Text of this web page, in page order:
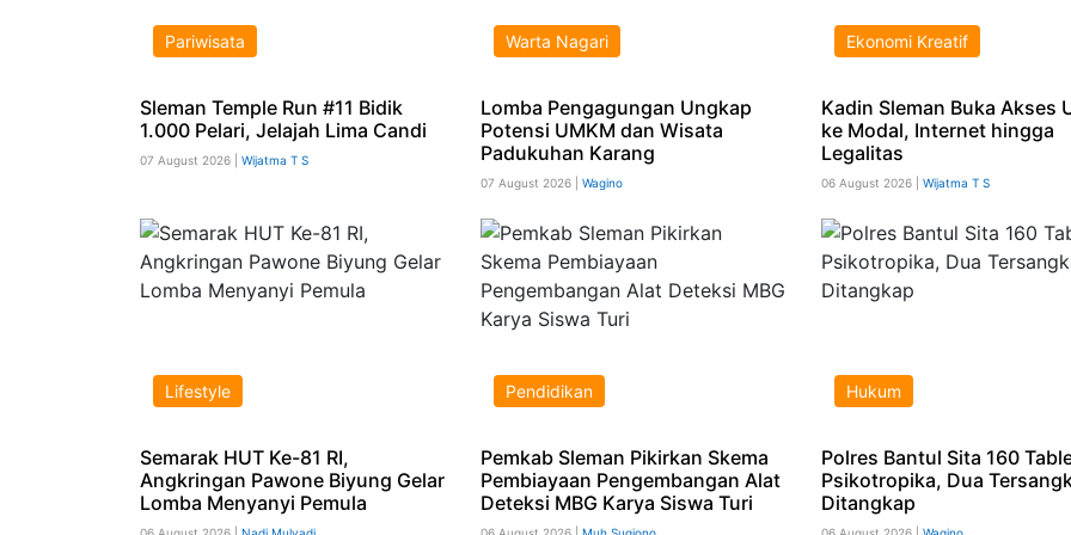
Pariwisata
Sleman Temple Run #11 Bidik
1.000 Pelari, Jelajah Lima Candi
07 August 2026 | Wijatma T S
Warta Nagari
Lomba Pengagungan Ungkap
Potensi UMKM dan Wisata
Padukuhan Karang
07 August 2026 | Wagino
Ekonomi Kreatif
Kadin Sleman Buka Akses
ke Modal, Internet hingga
Legalitas
06 August 2026 | Wijatma T S
Lifestyle
Semarak HUT Ke-81 RI,
Angkringan Pawone Biyung Gelar
Lomba Menyanyi Pemula
06 August 2026 | Nadi Mulyadi
Pendidikan
Pemkab Sleman Pikirkan Skema
Pembiayaan Pengembangan Alat
Deteksi MBG Karya Siswa Turi
06 August 2026 | Muh Sugiono
Hukum
Polres Bantul Sita 160
Psikotropika, Dua
Ditangkap
06 August 2026 | Wagino